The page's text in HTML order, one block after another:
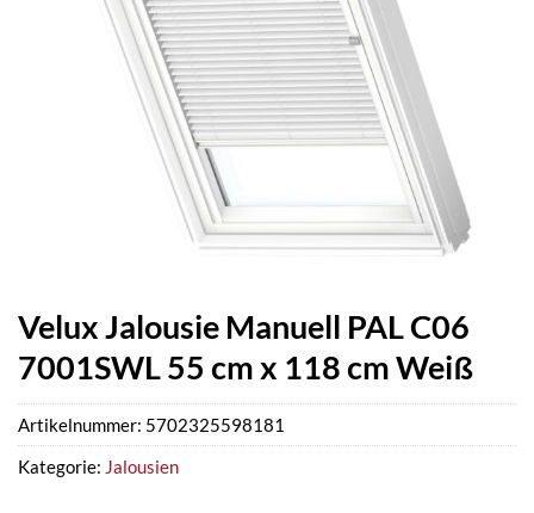
Velux Jalousie Manuell PAL C06
7001SWL 55 cm x 118 cm Weiß
Artikelnummer: 5702325598181
Kategorie: Jalousien